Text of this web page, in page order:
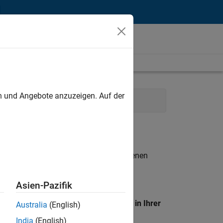
Communications
. Wenn Sie noch immer keine offenen
unseres
Standort, um alle Stellenangebote in Ihrer
Angebote anzuzeigen. Auf der
Asien-Pazifik
Australia (English)
India (English)